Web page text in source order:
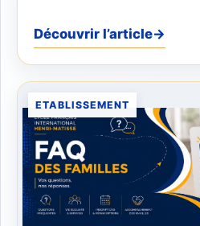
Découvrir l’article→
ETABLISSEMENT